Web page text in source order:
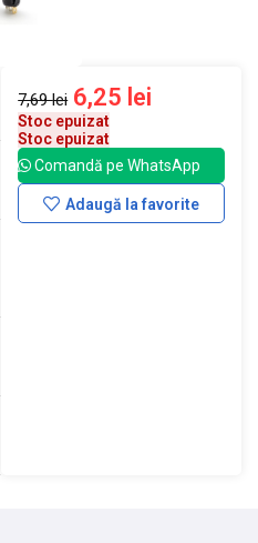
7,69lei 6,25 lei
Stoc epuizat
Stoc epuizat
Comandă pe WhatsApp
Adaugă la favorite